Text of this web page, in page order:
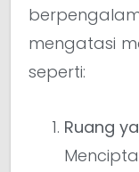
mengatasi
seperti:
Ruang